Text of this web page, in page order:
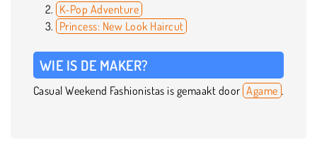
K-Pop Adventure
Princess: New Look Haircut
WIE IS DE MAKER?
Casual Weekend Fashionistas is gemaakt door Agame .